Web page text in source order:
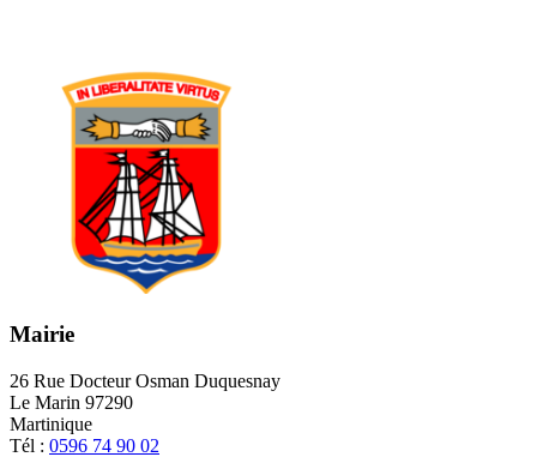
Mairie
26 Rue Docteur Osman Duquesnay
Le Marin 97290
Martinique
Tél : 0596 74 90 02